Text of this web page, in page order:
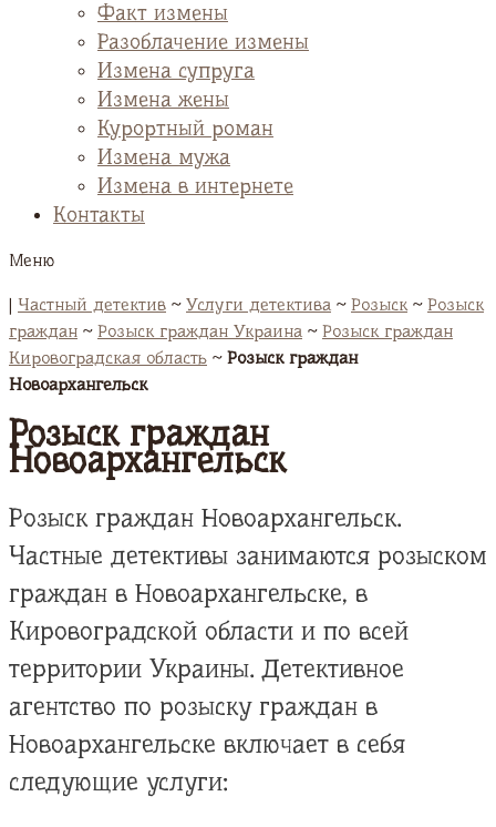
Факт измены
Разоблачение измены
Измена супруга
Измена жены
Курортный роман
Измена мужа
Измена в интернете
Контакты
Меню
| Частный детектив ~ Услуги детектива ~ Розыск~ Розыск
граждан ~ Розыск граждан Украина ~ Розыск граждан
Кировоградская область ~ Розыск граждан
Новоархангельск
Розыск граждан
Новоархангельск
Розыск граждан Новоархангельск.
Частные детективы занимаются розыском
граждан в Новоархангельске, в
Кировоградской области и по всей
территории Украины. Детективное
агентство по розыску граждан в
Новоархангельске включает в себя
следующие услуги: